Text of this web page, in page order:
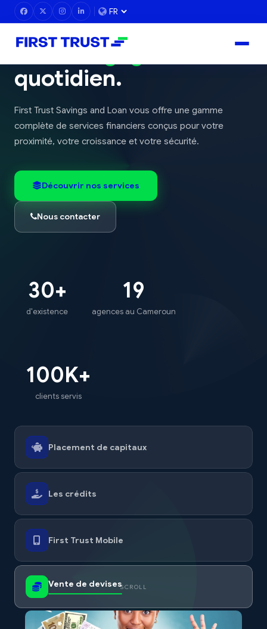
Votre avenir financier,
notre engagement
quotidien.
First Trust Savings and Loan vous offre une gamme
complète de services financiers conçus pour votre
proximité, votre croissance et votre sécurité.
Découvrir nos services
Nous contacter
30+
d'existence
19
agences au Cameroun
100K+
clients servis
Placement de capitaux
Les crédits
First Trust Mobile
Vente de devisesSCROLL